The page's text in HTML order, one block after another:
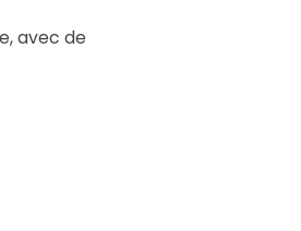
avec de